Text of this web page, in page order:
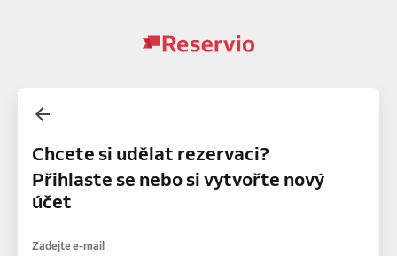
Chcete si udělat rezervaci?
Přihlaste se nebo si vytvořte nový
účet
Zadejte e-mail